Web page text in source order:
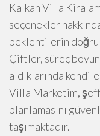
Kalkan Villa
seçenekler
beklentilerin doğru
Çiftler, süreç
aldıklarında
Villa Marketim,
planlamasını
taşımaktadır.